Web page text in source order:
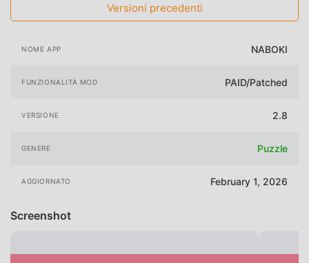
Versioni precedenti
NOME APP NABOKI
FUNZIONALITÀ MOD PAID/Patched
VERSIONE 2.8
GENERE Puzzle
AGGIORNATO February 1, 2026
Screenshot